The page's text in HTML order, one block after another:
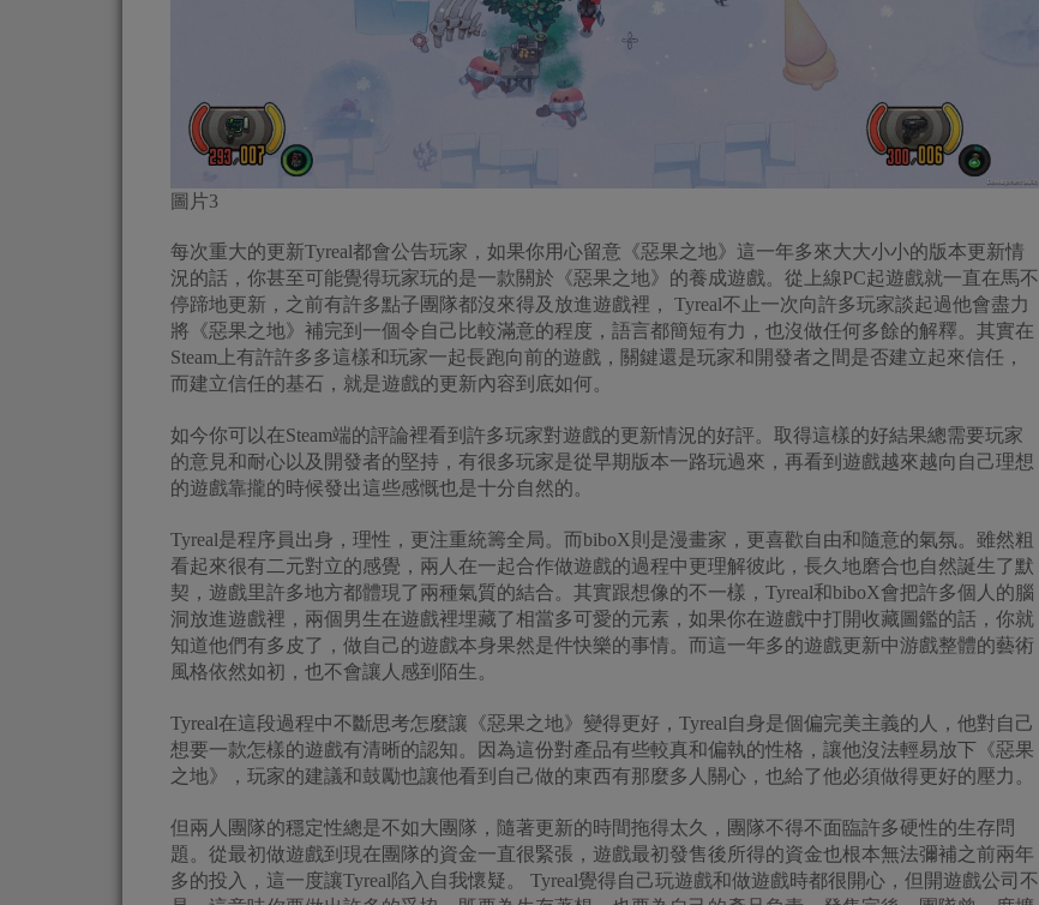
圖片3
每次重大的更新Tyreal都會公告玩家，如果你用心留意《惡果之地》這一年多來大大小小的版本更新情
況的話，你甚至可能覺得玩家玩的是一款關於《惡果之地》的養成遊戲。從上線PC起遊戲就一直在馬不
停蹄地更新，之前有許多點子團隊都沒來得及放進遊戲裡， Tyreal不止一次向許多玩家談起過他會盡力
將《惡果之地》補完到一個令自己比較滿意的程度，語言都簡短有力，也沒做任何多餘的解釋。其實在
Steam上有許許多多這樣和玩家一起長跑向前的遊戲，關鍵還是玩家和開發者之間是否建立起來信任，
而建立信任的基石，就是遊戲的更新內容到底如何。
如今你可以在Steam端的評論裡看到許多玩家對遊戲的更新情況的好評。取得這樣的好結果總需要玩家
的意見和耐心以及開發者的堅持，有很多玩家是從早期版本一路玩過來，再看到遊戲越來越向自己理想
的遊戲靠攏的時候發出這些感慨也是十分自然的。
Tyreal是程序員出身，理性，更注重統籌全局。而biboX則是漫畫家，更喜歡自由和隨意的氣氛。雖然粗
看起來很有二元對立的感覺，兩人在一起合作做遊戲的過程中更理解彼此，長久地磨合也自然誕生了默
契，遊戲里許多地方都體現了兩種氣質的結合。其實跟想像的不一樣，Tyreal和biboX會把許多個人的腦
洞放進遊戲裡，兩個男生在遊戲裡埋藏了相當多可愛的元素，如果你在遊戲中打開收藏圖鑑的話，你就
知道他們有多皮了，做自己的遊戲本身果然是件快樂的事情。而這一年多的遊戲更新中游戲整體的藝術
風格依然如初，也不會讓人感到陌生。
Tyreal在這段過程中不斷思考怎麼讓《惡果之地》變得更好，Tyreal自身是個偏完美主義的人，他對自己
想要一款怎樣的遊戲有清晰的認知。因為這份對產品有些較真和偏執的性格，讓他沒法輕易放下《惡果
之地》，玩家的建議和鼓勵也讓他看到自己做的東西有那麼多人關心，也給了他必須做得更好的壓力。
但兩人團隊的穩定性總是不如大團隊，隨著更新的時間拖得太久，團隊不得不面臨許多硬性的生存問
題。從最初做遊戲到現在團隊的資金一直很緊張，遊戲最初發售後所得的資金也根本無法彌補之前兩年
多的投入，這一度讓Tyreal陷入自我懷疑。 Tyreal覺得自己玩遊戲和做遊戲時都很開心，但開遊戲公司不